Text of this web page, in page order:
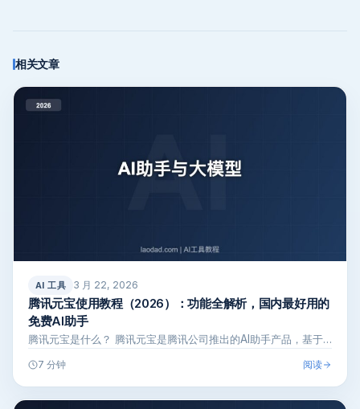
相关文章
AI 工具 3 月 22, 2026
腾讯元宝使用教程（2026）：功能全解析，国内最好用的
免费AI助手
腾讯元宝是什么？ 腾讯元宝是腾讯公司推出的AI助手产品，基于…
7 分钟 阅读